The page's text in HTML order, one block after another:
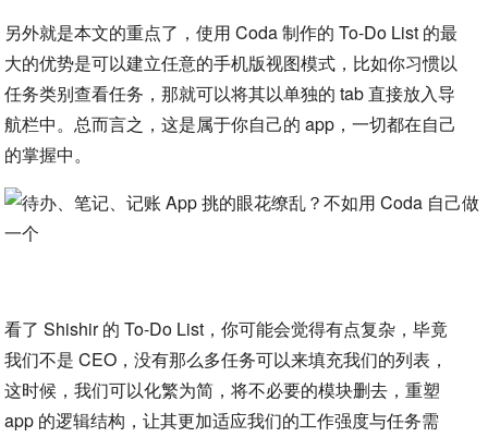
另外就是本文的重点了，使用 Coda 制作的 To-Do List 的最
大的优势是可以建立任意的手机版视图模式，比如你习惯以
任务类别查看任务，那就可以将其以单独的 tab 直接放入导
航栏中。总而言之，这是属于你自己的 app，一切都在自己
的掌握中。
看了 Shishir 的 To-Do List，你可能会觉得有点复杂，毕竟
我们不是 CEO，没有那么多任务可以来填充我们的列表，
这时候，我们可以化繁为简，将不必要的模块删去，重塑
app 的逻辑结构，让其更加适应我们的工作强度与任务需